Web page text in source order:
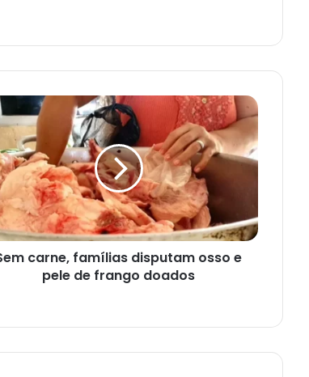
carne, famílias disputam osso e
pele de frango doados